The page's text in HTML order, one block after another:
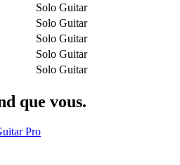
Solo Guitar
Solo Guitar
Solo Guitar
Solo Guitar
Solo Guitar
que vous.
Pro